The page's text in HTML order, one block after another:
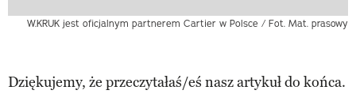
W.KRUK jest oficjalnym partnerem Cartier w Polsce / Fot. Mat. prasowy
Dziękujemy, że przeczytałaś/eś nasz artykuł do końca.